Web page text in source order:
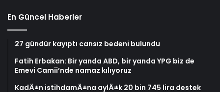
En Güncel Haberler
27 gündür kayıptı cansız bedeni bulundu
Fatih Erbakan: Bir yanda ABD, bir yanda YPG biz de
Emevi Camii’nde namaz kılıyoruz
KadÄ±n istihdamÄ±na aylÄ±k 20 bin 745 lira destek